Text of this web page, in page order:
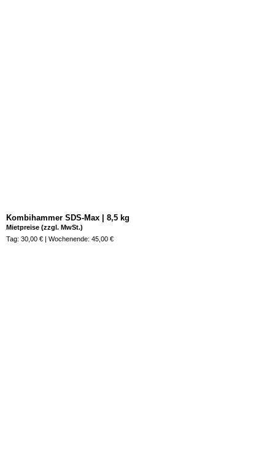
Kombihammer SDS-Max | 8,5 kg
Mietpreise (zzgl. MwSt.)
Tag: 30,00 € | Wochenende: 45,00 €